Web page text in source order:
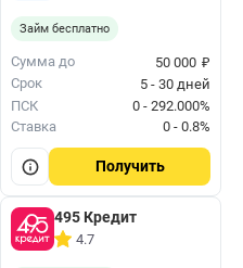
Займ бесплатно
Сумма до 50 000 ₽
Срок
5 - 30 дней
ПСК
0 - 292.000%
Ставка
0 - 0.8%
Получить
495 Кредит
4.7